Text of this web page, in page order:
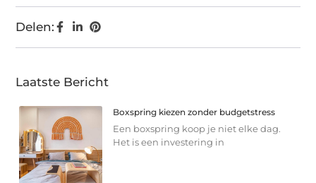
Delen:
Laatste Bericht
Boxspring kiezen zonder budgetstress
Een boxspring koop je niet elke dag.
Het is een investering in